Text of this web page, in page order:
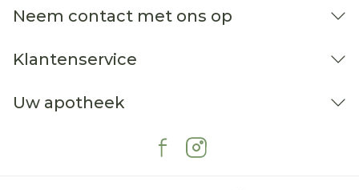
Neem contact met ons op
Klantenservice
Uw apotheek